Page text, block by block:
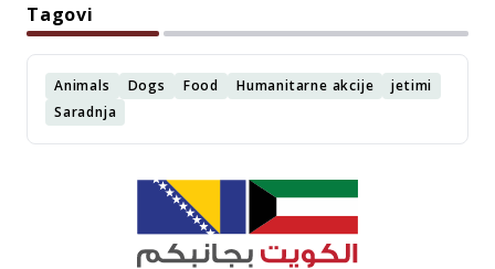
Tagovi
Animals Dogs Food Humanitarne akcije
jetimi
Saradnja